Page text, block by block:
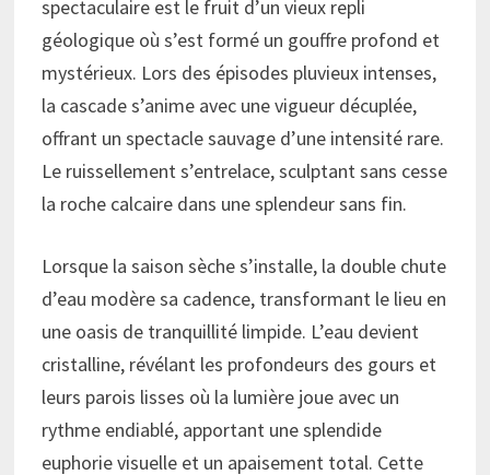
spectaculaire est le fruit d’un vieux repli
géologique où s’est formé un gouffre profond et
mystérieux. Lors des épisodes pluvieux intenses,
la cascade s’anime avec une vigueur décuplée,
offrant un spectacle sauvage d’une intensité rare.
Le ruissellement s’entrelace, sculptant sans cesse
la roche calcaire dans une splendeur sans fin.
Lorsque la saison sèche s’installe, la double chute
d’eau modère sa cadence, transformant le lieu en
une oasis de tranquillité limpide. L’eau devient
cristalline, révélant les profondeurs des gours et
leurs parois lisses où la lumière joue avec un
rythme endiablé, apportant une splendide
euphorie visuelle et un apaisement total. Cette